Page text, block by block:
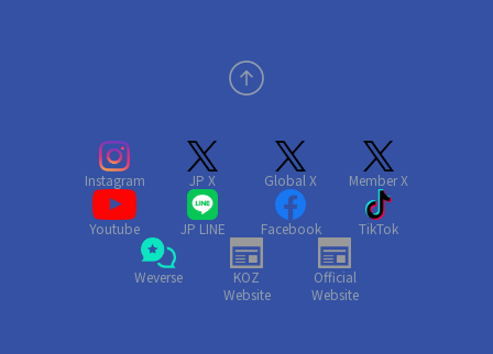
Instagram JP X Global X Member X
Youtube JP LINE Facebook TikTok
Weverse
KOZ
Website
Official
Website